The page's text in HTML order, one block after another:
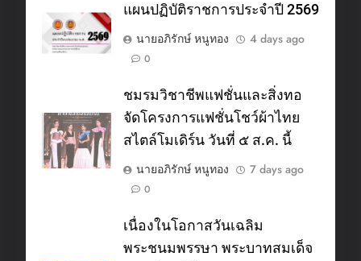
แผนปฏิบัติราชการประจำปี 2569
นายอภิรักษ์ หนูทอง
4 days ago
0
ชมรมวิชาชีพแฟชั่นและสิ่งทอ
จัดโครงการแฟชั่นโชว์ผ้าไทย
สไตล์โมเดิร์น วันที่ ๕ ส.ค. นี้
นายอภิรักษ์ หนูทอง
7 days ago
0
เนื่องในโอกาสวันเฉลิม
พระชนมพรรษา พระบาทสมเด็จ